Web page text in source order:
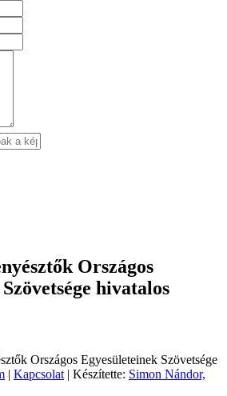
Országos
hivatalos
Országos Egyesületeinek Szövetsége
| Kapcsolat | Készítette: Simon Nándor,